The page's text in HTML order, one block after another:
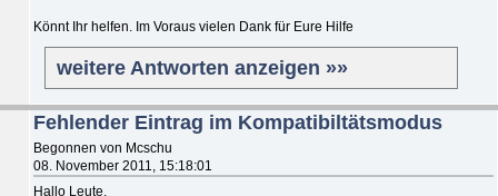
Könnt Ihr helfen. Im Voraus vielen Dank für Eure Hilfe
weitere Antworten anzeigen »»
Fehlender Eintrag im Kompatibiltätsmodus
Begonnen von Mcschu
08. November 2011, 15:18:01
Hallo Leute,